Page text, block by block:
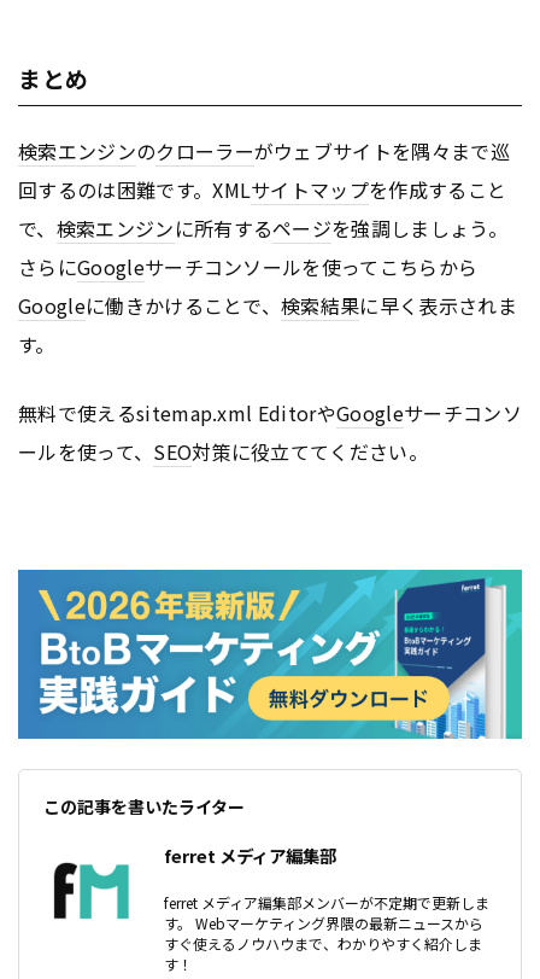
まとめ
検索エンジンのクローラーがウェブサイトを隅々まで巡
回するのは困難です。XMLサイトマップを作成すること
で、 検索エンジンに所有するページを強調しましょう。
さらにGoogleサーチコンソールを使ってこちらから
Googleに働きかけることで、検索結果に早く表示されま
す。
無料で使えるsitemap.xml EditorやGoogleサーチコンソ
ールを使って、 SEO対策に役立ててください。
この記事を書いたライター
ferret メディア編集部
ferret メディア編集部メンバーが不定期で更新しま
す。 Webマーケティング界隈の最新ニュースから
すぐ使えるノウハウまで、わかりやすく紹介しま
す！